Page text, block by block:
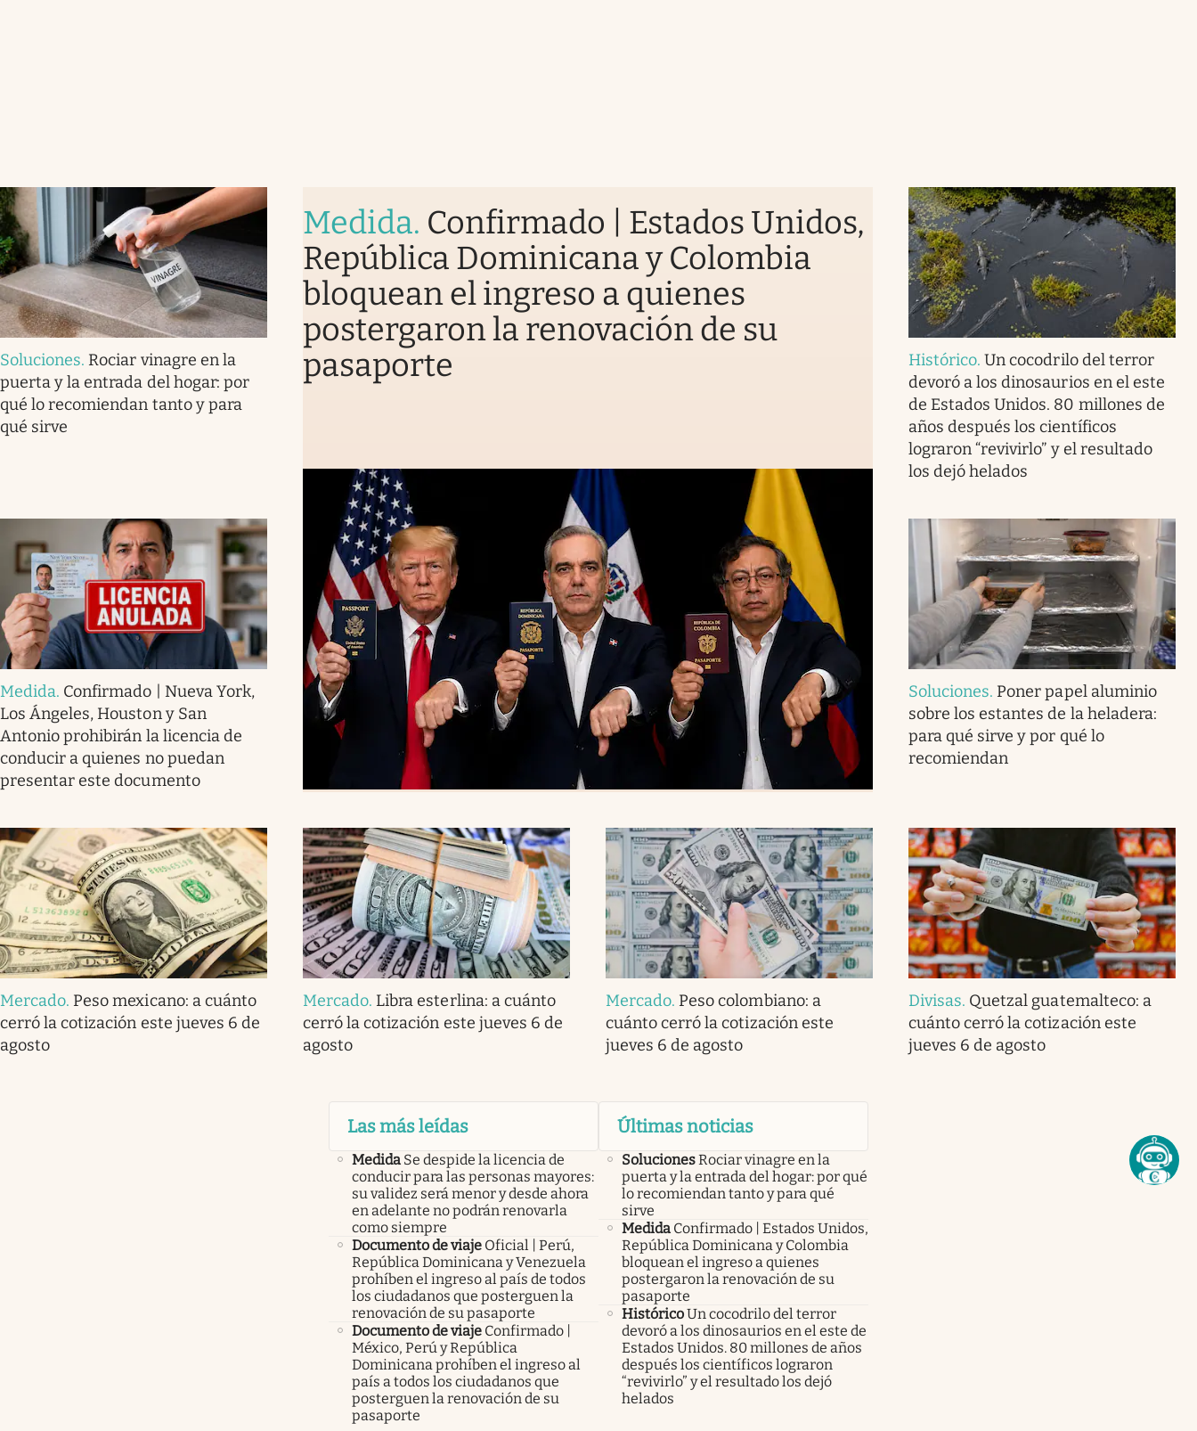
Soluciones. Rociar vinagre en la
puerta y la entrada del hogar: por
qué lo recomiendan tanto y para
qué sirve
Medida. Confirmado | Estados Unidos,
República Dominicana y Colombia
bloquean el ingreso a quienes
postergaron la renovación de su
pasaporte
Histórico.Un cocodrilo del terror
devoró a los dinosaurios en el este
de Estados Unidos. 80 millones de
años después los científicos
lograron “revivirlo” y el resultado
los dejó helados
Medida. Confirmado | Nueva York,
Los Ángeles, Houston y San
Antonio prohibirán la licencia de
conducir a quienes no puedan
presentar este documento
Soluciones. Poner papel aluminio
sobre los estantes de la heladera:
para qué sirve y por qué lo
recomiendan
Mercado. Peso mexicano: a cuánto
cerró la cotización este jueves 6 de
agosto
Mercado. Libra esterlina: a cuánto
cerró la cotización este jueves 6 de
agosto
Mercado. Peso colombiano: a
cuánto cerró la cotización este
jueves 6 de agosto
Divisas. Quetzal guatemalteco: a
cuánto cerró la cotización este
jueves 6 de agosto
Las más leídas
Medida Se despide la licencia de
conducir para las personas mayores:
su validez será menor y desde ahora
en adelante no podrán renovarla
como siempre
Documento de viaje Oficial | Perú,
República Dominicana y Venezuela
prohíben el ingreso al país de todos
los ciudadanos que posterguen la
renovación de su pasaporte
Documento de viaje Confirmado |
México, Perú y República
Dominicana prohíben el ingreso al
país a todos los ciudadanos que
posterguen la renovación de su
pasaporte
Últimas noticias
SolucionesRociar vinagre en la
puerta y la entrada del hogar: por qué
lo recomiendan tanto y para qué
sirve
Medida Confirmado | Estados Unidos,
República Dominicana y Colombia
bloquean el ingreso a quienes
postergaron la renovación de su
pasaporte
HistóricoUn cocodrilo del terror
devoró a los dinosaurios en el este de
Estados Unidos. 80 millones de años
después los científicos lograron
“revivirlo” y el resultado los dejó
helados